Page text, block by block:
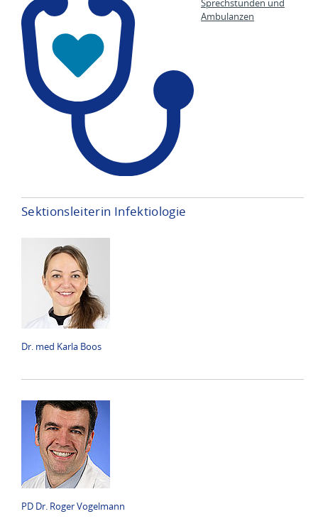
Sprechstunden und
Ambulanzen
Sektionsleiterin Infektiologie
Dr. med Karla Boos
PD Dr. Roger Vogelmann